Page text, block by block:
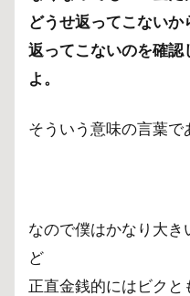
どうせ返ってこないか
返ってこないのを確
よ。
そういう意味の言葉で
なので僕はかなり大
ど
正直金銭的にはビクと